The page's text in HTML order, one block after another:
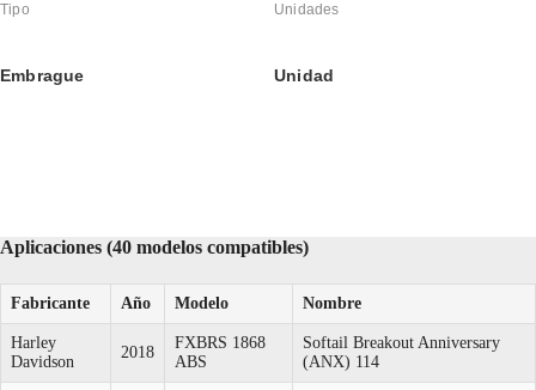
Tipo
Embrague
Unidades
Unidad
Aplicaciones (40 modelos compatibles)
Fabricante Año Modelo Nombre
Harley
Davidson
2018
FXBRS 1868
ABS
Softail Breakout Anniversary
(ANX) 114